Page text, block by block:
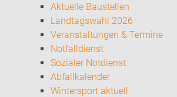
Aktuelle Baustellen
Landtagswahl 2026
Veranstaltungen & Termine
Notfalldienst
Sozialer Notdienst
Abfallkalender
Wintersport aktuell